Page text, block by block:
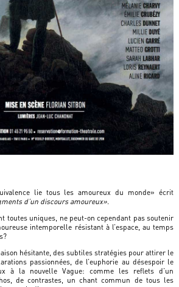
lie tous les amoureux du monde» écrit
d’un discours amoureux».
toutes uniques, ne peut-on cependant pas soutenir
intemporelle résistant à l’espace, au temps
hésitante, des subtiles stratégies pour attirer le
passionnées, de l’euphorie au désespoir le
à la nouvelle Vague: comme les reflets d’un
de contrastes, un chant commun de tous les